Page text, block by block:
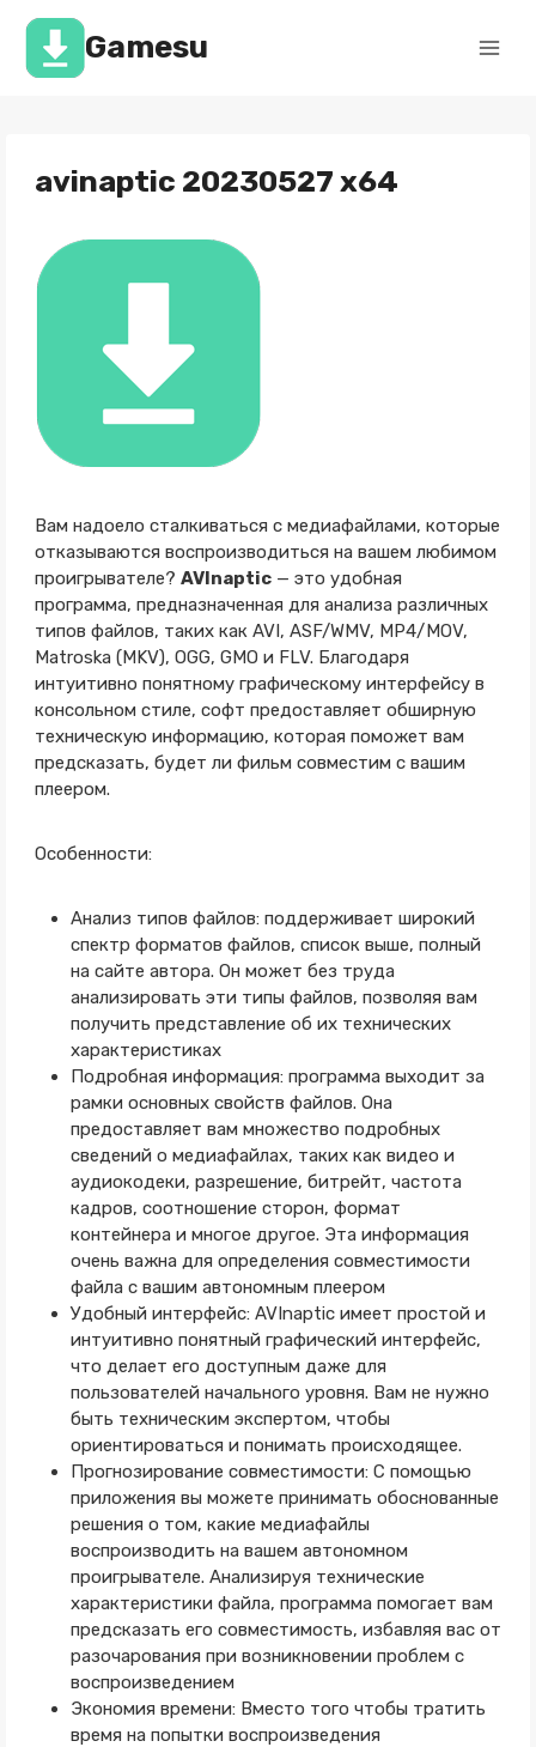
Перейти
содержимомуGamesu
avinaptic 20230527 x64
Вам надоело сталкиваться с медиафайлами, которые
отказываются воспроизводиться на вашем любимом
проигрывателе? AVInaptic— это удобная
программа, предназначенная для анализа различных
типов файлов, таких как AVI, ASF/WMV, MP4/MOV,
Matroska (MKV), OGG, GMO и FLV. Благодаря
интуитивно понятному графическому интерфейсу в
консольном стиле, софт предоставляет обширную
техническую информацию, которая поможет вам
предсказать, будет ли фильм совместим с вашим
плеером.
Особенности:
Анализ типов файлов: поддерживает широкий
спектр форматов файлов, список выше, полный
на сайте автора. Он может без труда
анализировать эти типы файлов, позволяя вам
получить представление об их технических
характеристиках
Подробная информация: программа выходит за
рамки основных свойств файлов. Она
предоставляет вам множество подробных
сведений о медиафайлах, таких как видео и
аудиокодеки, разрешение, битрейт, частота
кадров, соотношение сторон, формат
контейнера и многое другое. Эта информация
очень важна для определения совместимости
файла с вашим автономным плеером
Удобный интерфейс: AVInaptic имеет простой и
интуитивно понятный графический интерфейс,
что делает его доступным даже для
пользователей начального уровня. Вам не нужно
быть техническим экспертом, чтобы
ориентироваться и понимать происходящее.
Прогнозирование совместимости: С помощью
приложения вы можете принимать обоснованные
решения о том, какие медиафайлы
воспроизводить на вашем автономном
проигрывателе. Анализируя технические
характеристики файла, программа помогает вам
предсказать его совместимость, избавляя вас от
разочарования при возникновении проблем с
воспроизведением
Экономия времени: Вместо того чтобы тратить
время на попытки воспроизведения